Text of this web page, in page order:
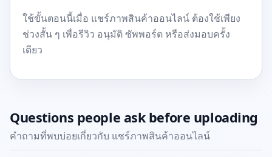
ใช้ขั้นตอนนี้เมื่อ แชร์ภาพสินค้าออนไลน์ ต้องใช้เพียง
ช่วงสั้น ๆ เพื่อรีวิว อนุมัติ ซัพพอร์ต หรือส่งมอบครั้ง
เดียว
Questions people ask before uploading
คำถามที่พบบ่อยเกี่ยวกับ แชร์ภาพสินค้าออนไลน์